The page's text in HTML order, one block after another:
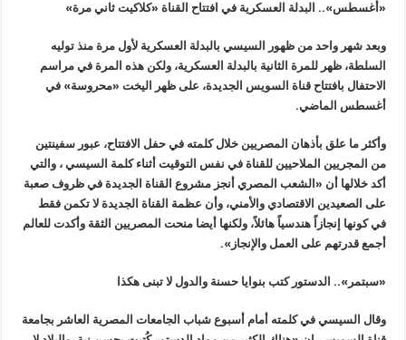
«أغسطس».. البدلة العسكرية في افتتاح القناة «كلاكيت ثاني مرة»
وبعد شهر واحد من ظهور السيسي بالبدلة العسكرية لأول مرة منذ توليه
السلطة، ظهر للمرة الثانية بالبدلة العسكرية، ولكن هذه المرة في مراسم
الاحتفال بافتتاح قناة السويس الجديدة، على ظهر اليخت «محروسة» في
أغسطس الماضي.
وأكثر ما علق بأذهان المصريين خلال كلمته في حفل الافتتاح، عبور سفينتين
من المجريين الملاحيين للقناة في نفس التوقيت أثناء كلمة السيسي ، والتي
أكد خلالها أن «الشعب المصري أنجز مشروع القناة الجديدة في ظروف صعبة
على الصعيدين الاقتصادي والأمني، وأن عظمة القناة الجديدة لا تكمن فقط
في كونها إنجازاً هندسياً هائلاً، ولكنها أيضا منحت المصريين الثقة وأكدت للعالم
أجمع قدرتهم على العمل والإنجاز».
«سبتمر».. الدستور كتب بنوايا حسنة والدول لا تبنى هكذا
وقال السيسي في كلمته أمام أسبوع شباب الجامعات المصرية العاشر بجامعة